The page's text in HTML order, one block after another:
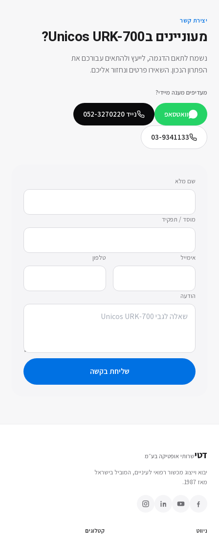
יצירת קשר
מעוניינים בUnicos URK-700
?
נשמח לתאם הדגמה, לייעץ ולהתאים עבורכם את
הפתרון הנכון. השאירו פרטים ונחזור אליכם.
מעדיפים מענה מיידי?
וואטסאפ נייד 052-3270220
03-9341133
שם מלא
מוסד / תפקיד
אימייל טלפון
הודעה
שליחת בקשה
דטישרותי אופטיקה בע״מ
יבוא וייצוג מכשור רפואי לעיניים, המוביל בישראל
מאז 1987.
ניווט קטלוגים